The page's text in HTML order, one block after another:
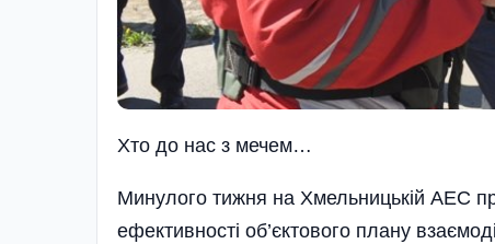
Хто до нас з мечем…
Минулого тижня на Хмельницькій АЕС
ефективності об’єктового плану